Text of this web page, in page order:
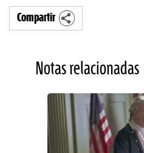
Compartir
Notas relacionadas